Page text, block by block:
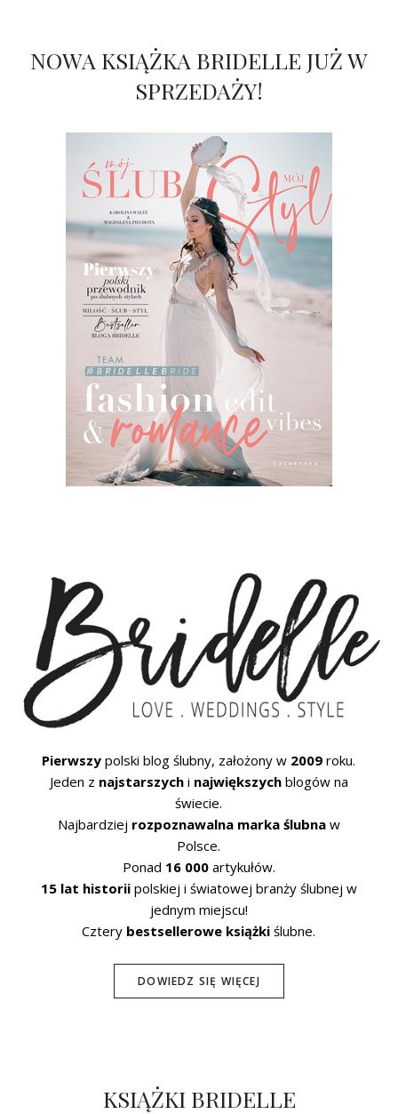
NOWA KSIĄŻKA BRIDELLE JUŻ W
SPRZEDAŻY!
Pierwszy polski blog ślubny, założony w 2009 roku.
Jeden z najstarszychi największychblogów na
świecie.
Najbardziej rozpoznawalna marka ślubnaw
Polsce.
Ponad 16 000artykułów.
15 lat historiipolskiej i światowej branży ślubnej w
jednym miejscu!
Cztery bestsellerowe książki ślubne.
DOWIEDZ SIĘ WIĘCEJ
KSIĄŻKI BRIDELLE